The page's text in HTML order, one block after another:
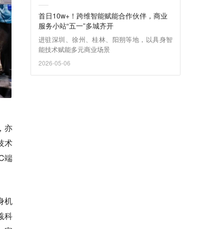
亦
术
端
机
科
首日10w+！跨维智能赋能合作伙伴，商业
服务小站“五一”多城齐开
进驻深圳、徐州、桂林、阳朔等地，以具身智
能技术赋能多元商业场景
2026-05-06